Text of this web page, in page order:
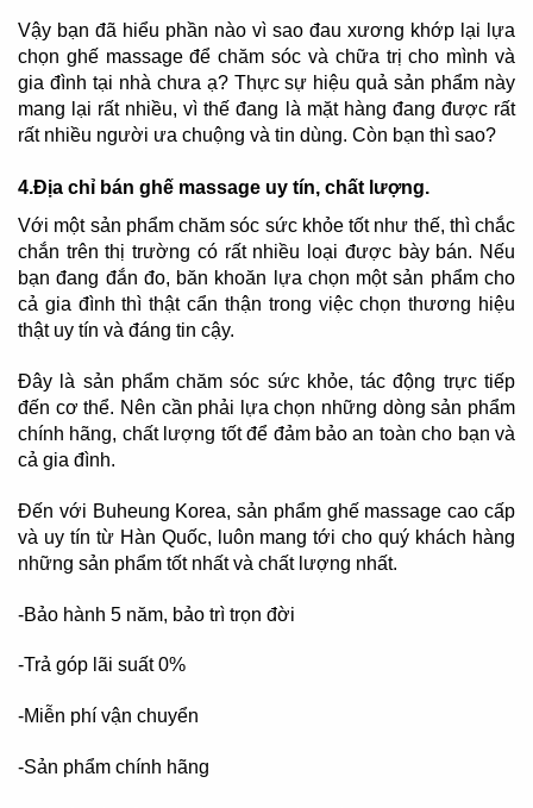
Vậy bạn đã hiểu phần nào vì sao đau xương khớp lại lựa
chọn ghế massage để chăm sóc và chữa trị cho mình và
gia đình tại nhà chưa ạ? Thực sự hiệu quả sản phẩm này
mang lại rất nhiều, vì thế đang là mặt hàng đang được rất
rất nhiều người ưa chuộng và tin dùng. Còn bạn thì sao?
4.Địa chỉ bán ghế massage uy tín, chất lượng.
Với một sản phẩm chăm sóc sức khỏe tốt như thế, thì chắc
chắn trên thị trường có rất nhiều loại được bày bán. Nếu
bạn đang đắn đo, băn khoăn lựa chọn một sản phẩm cho
cả gia đình thì thật cẩn thận trong việc chọn thương hiệu
thật uy tín và đáng tin cậy.
Đây là sản phẩm chăm sóc sức khỏe, tác động trực tiếp
đến cơ thể. Nên cần phải lựa chọn những dòng sản phẩm
chính hãng, chất lượng tốt để đảm bảo an toàn cho bạn và
cả gia đình.
Đến với Buheung Korea, sản phẩm ghế massage cao cấp
và uy tín từ Hàn Quốc, luôn mang tới cho quý khách hàng
những sản phẩm tốt nhất và chất lượng nhất.
-Bảo hành 5 năm, bảo trì trọn đời
-Trả góp lãi suất 0%
-Miễn phí vận chuyển
-Sản phẩm chính hãng